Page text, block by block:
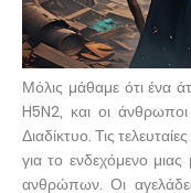
Μόλις μάθαμε ότι ένα
H5N2, και οι
Διαδίκτυο. Τις
για το ενδεχόμενο
ανθρώπων. Οι